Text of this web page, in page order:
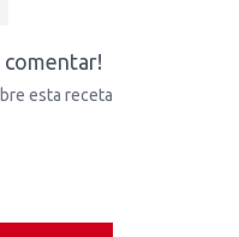
comentar!
esta receta